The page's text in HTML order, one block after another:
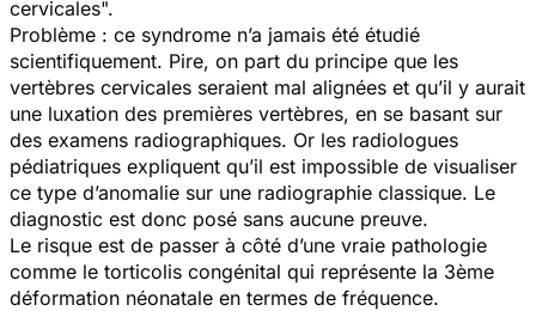
cervicales".
Problème : ce syndrome n’a jamais été étudié
scientifiquement. Pire, on part du principe que les
vertèbres cervicales seraient mal alignées et qu’il y aurait
une luxation des premières vertèbres, en se basant sur
des examens radiographiques. Or les radiologues
pédiatriques expliquent qu’il est impossible de visualiser
ce type d’anomalie sur une radiographie classique. Le
diagnostic est donc posé sans aucune preuve.
Le risque est de passer à côté d’une vraie pathologie
comme le torticolis congénital qui représente la 3ème
déformation néonatale en termes de fréquence.